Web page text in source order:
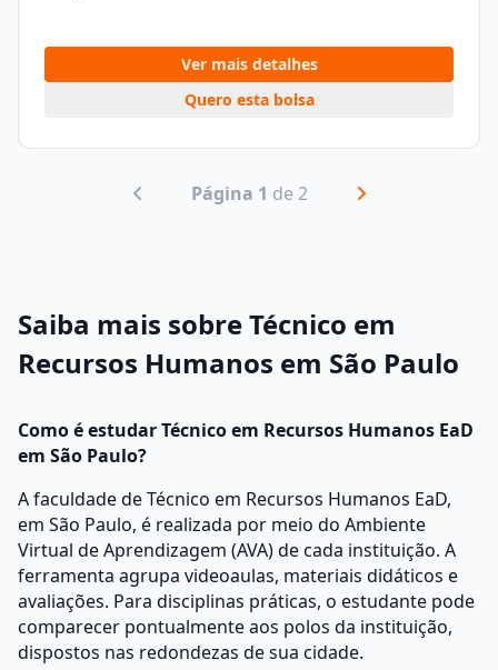
Ver mais detalhes
Quero esta bolsa
Página 1 de 2
Saiba mais sobre Técnico em
Recursos Humanos em São Paulo
Como é estudar Técnico em Recursos Humanos EaD
em São Paulo?
A faculdade de Técnico em Recursos Humanos EaD,
em São Paulo, é realizada por meio do Ambiente
Virtual de Aprendizagem (AVA) de cada instituição. A
ferramenta agrupa videoaulas, materiais didáticos e
avaliações. Para disciplinas práticas, o estudante pode
comparecer pontualmente aos polos da instituição,
dispostos nas redondezas de sua cidade.